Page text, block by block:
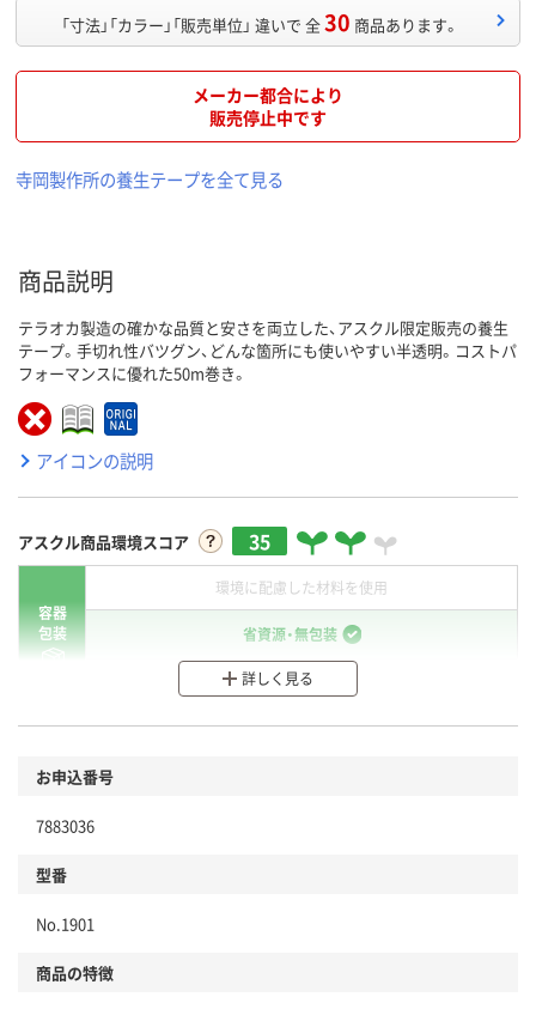
「寸法」「カラー」「販売単位」 違いで 全30 商品あります。
メーカー都合により
販売停止中です
寺岡製作所の養生テープを全て見る
商品説明
テラオカ製造の確かな品質と安さを両立した、アスクル限定販売の養生
テープ。手切れ性バツグン、どんな箇所にも使いやすい半透明。コストパ
フォーマンスに優れた50m巻き。
アイコンの説明
アスクル商品環境スコア 35
容器
包装
環境に配慮した材料を使用
省資源・無包装
分別・リサイクルしやすい設計
商品
本体
仕組
詳しく見る
お申込番号
7883036
型番
No.1901
商品の特徴